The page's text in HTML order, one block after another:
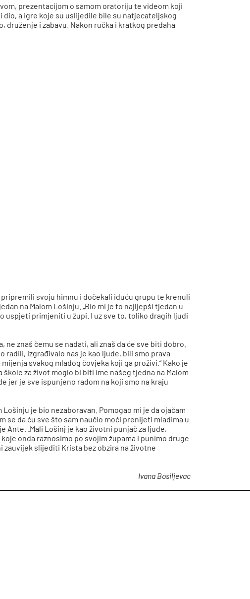
prezentacijom o samom oratoriju te videom koji
a igre koje su uslijedile bile su natjecateljskog
i zabavu. Nakon ručka i kratkog predaha
svoju himnu i dočekali iduću grupu te krenuli
na Malom Lošinju. „Bio mi je to najljepši tjedan u
uspjeti primjeniti u župi. I uz sve to, toliko dragih ljudi
znaš čemu se nadati, ali znaš da će sve biti dobro.
izgrađivalo nas je kao ljude, bili smo prava
svakog mladog čovjeka koji ga proživi.“ Kako je
za život moglo bi biti ime našeg tjedna na Malom
jer je sve ispunjeno radom na koji smo na kraju
je bio nezaboravan. Pomogao mi je da ojačam
se da ću sve što sam naučio moći prenijeti mladima u
Ante. „Mali Lošinj je kao životni punjač za ljude,
onda raznosimo po svojim župama i punimo druge
zauvijek slijediti Krista bez obzira na životne
Ivana Bosiljevac